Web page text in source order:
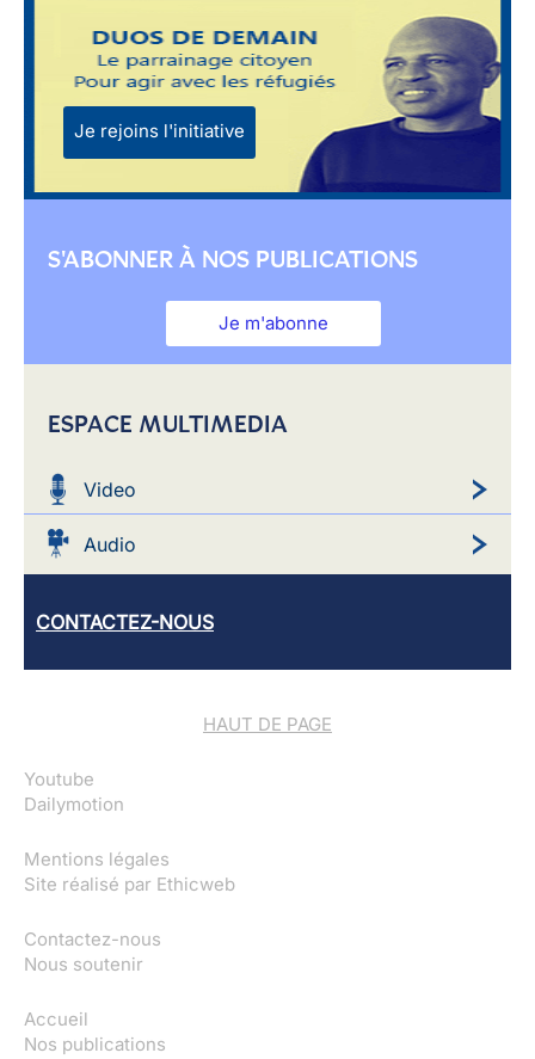
Je rejoins l'initiative
S'ABONNER À NOS PUBLICATIONS
Je m'abonne
ESPACE MULTIMEDIA
Video
Audio
CONTACTEZ-NOUS
HAUT DE PAGE
Youtube
Dailymotion
Mentions légales
Site réalisé par Ethicweb
Contactez-nous
Nous soutenir
Accueil
Nos publications